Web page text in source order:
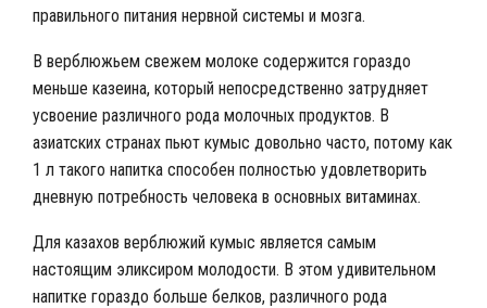
правильного питания нервной системы и мозга.
В верблюжьем свежем молоке содержится гораздо
меньше казеина, который непосредственно затрудняет
усвоение различного рода молочных продуктов. В
азиатских странах пьют кумыс довольно часто, потому как
1 л такого напитка способен полностью удовлетворить
дневную потребность человека в основных витаминах.
Для казахов верблюжий кумыс является самым
настоящим эликсиром молодости. В этом удивительном
напитке гораздо больше белков, различного рода